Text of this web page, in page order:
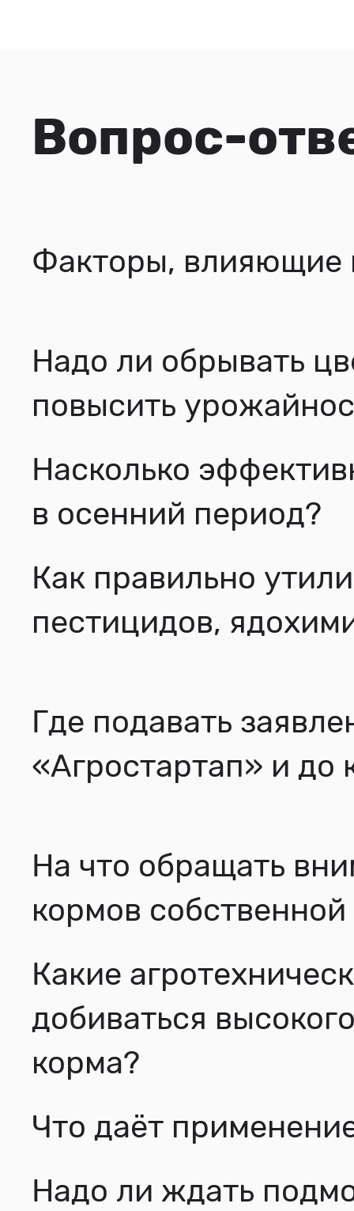
Вопрос-
Факторы, влияющие
Надо ли обрывать
повысить
Насколько
в осенний период?
Как правильно
пестицидов,
Где подавать
«Агростартап» и до
На что обращать
кормов собственной
Какие
добиваться
корма?
Что даёт
Надо ли ждать